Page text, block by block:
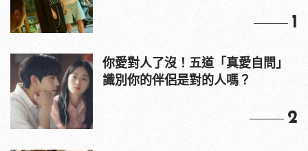
1
你愛對人了沒！五道「真愛自問」
識別你的伴侶是對的人嗎？
2